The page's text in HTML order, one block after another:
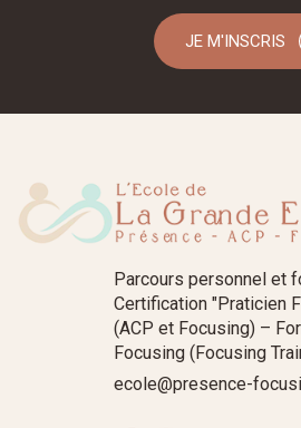
JE M'INSCRIS
Parcours personnel et
Certification "Praticien
(ACP et Focusing) –
Focusing (Focusing
ecole@presence-